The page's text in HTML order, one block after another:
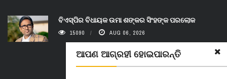
ଆପଣ ଆଗ୍ରହୀ ହୋଇପାରନ୍ତି
ବିଏସ୍‌ପିର ବିଧାୟକ ଉମା ଶଙ୍କର ସିଂହଙ୍କ ପରଲୋକ
15090 AUG 06, 2026